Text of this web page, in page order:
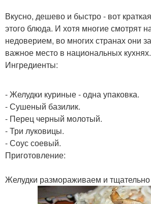
Вкусно, дешево и быстро - вот
этого блюда. И хотя многие смотрят
недоверием, во многих странах они
важное место в национальных кухнях.
Ингредиенты:
- Желудки куриные - одна упаковка.
- Сушеный базилик.
- Перец черный молотый.
- Три луковицы.
- Соус соевый.
Приготовление:
Желудки размораживаем и